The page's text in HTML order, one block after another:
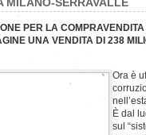
PER LA
UNA VENDITA DI 238
Ora è
È dal
sul